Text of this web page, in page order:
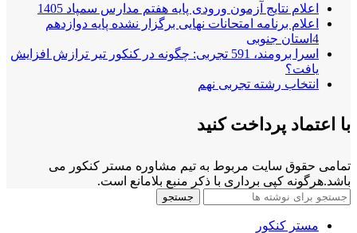
اعلام نتایج آزمون ورودی پایه هفتم مدارس سمپاد 1405
اعلام برنامه امتحانات نهایی برگزار نشده پایه دوازدهم
4استان جنوبی
اسرا برومند، 591 تجربی: چگونه در کنکور تیر ترازش افزایش
یافت؟
انتخاب رشته تجربی نهم
با اعتماد پرداخت کنید
تمامی حقوق سایت مربوط به تیم مشاوره مستر کنکور می
باشد.هرگونه کپی برداری با ذکر منبع بلامانع است.
جستجو
مستر کنکور